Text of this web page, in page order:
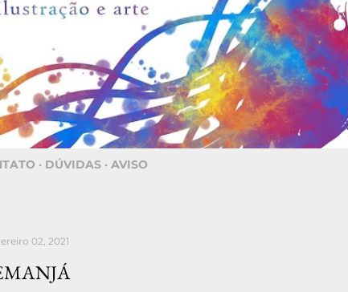
DÚVIDAS AVISO
02, 2021